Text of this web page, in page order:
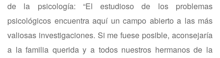
de la psicología: “El estudioso de los problemas
psicológicos encuentra aquí un campo abierto a las más
valiosas investigaciones. Si me fuese posible, aconsejaría
a la familia querida y a todos nuestros hermanos de la